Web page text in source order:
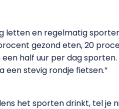
letten en regelmatig
gezond eten, 20
half uur per dag
stevig rondje fietsen.”
het sporten drinkt, tel je